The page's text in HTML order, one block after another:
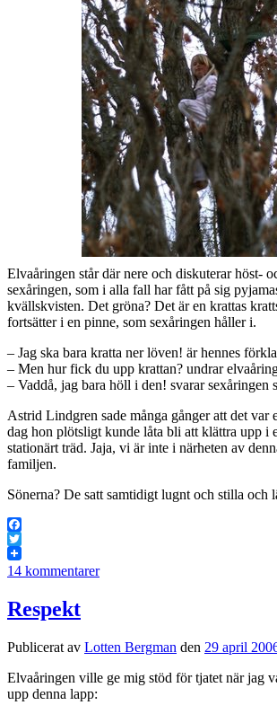
Elvaåringen står där nere och diskuterar höst-
sexåringen, som i alla fall har fått på sig
kvällskvisten. Det gröna? Det är en krattas
fortsätter i en pinne, som sexåringen håller i.
– Jag ska bara kratta ner löven! är hennes
– Men hur fick du upp krattan? undrar
– Vaddå, jag bara höll i den! svarar sexåringen
Astrid Lindgren sade många gånger att det var
dag hon plötsligt kunde låta bli att klättra upp i
stationärt träd. Jaja, vi är inte i närheten av
familjen.
Sönerna? De satt samtidigt lugnt och stilla och
Facebook
Twitter
14 kommentarer
Respekt
Publicerat av Lotten Bergman den 29 april
Elvaåringen ville ge mig stöd för tjatet när jag
upp denna lapp: